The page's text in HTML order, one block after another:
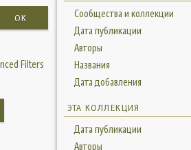
OK
Filters
Сообщества и коллекции
Дата публикации
Авторы
Названия
Дата добавления
ЭТА КОЛЛЕКЦИЯ
Дата публикации
Авторы